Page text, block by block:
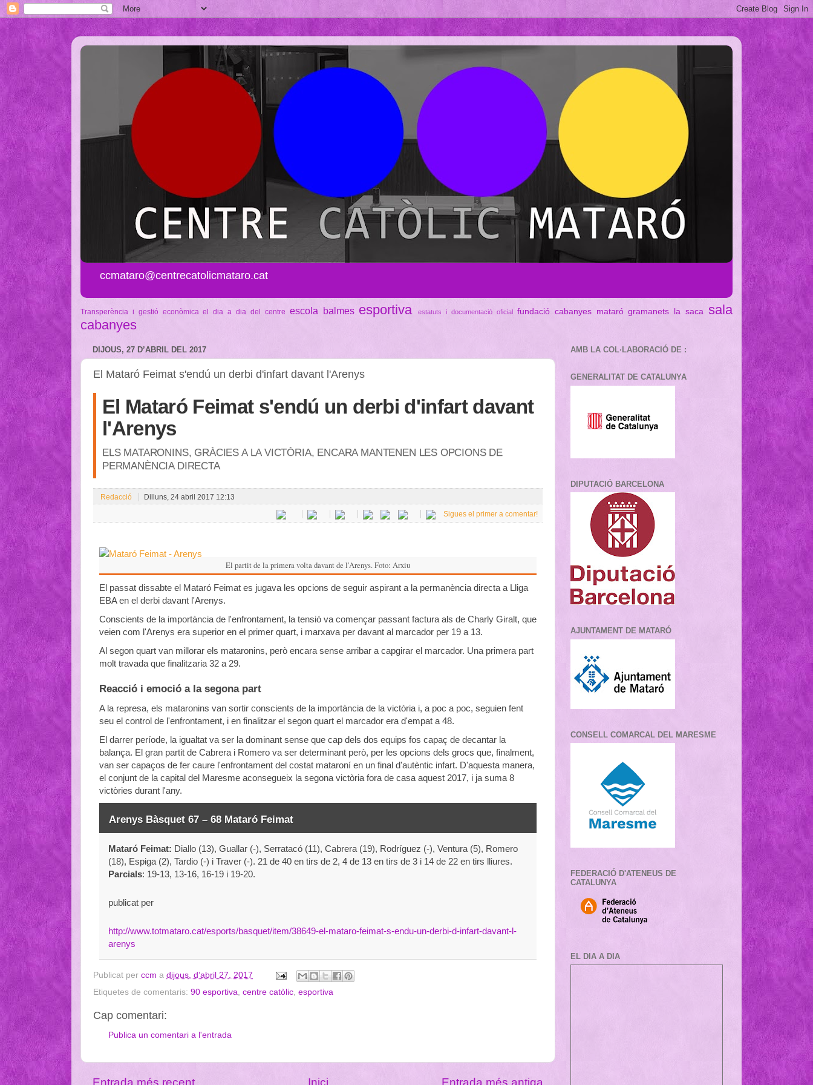
ccmataro@centrecatolicmataro.cat
Transperència i gestió econòmica el dia a dia del centre escola balmes esportiva estatuts i documentació oficial fundació cabanyes mataró gramanets la saca
sala
cabanyes
DIJOUS, 27 D’ABRIL DEL 2017
El Mataró Feimat s'endú un derbi d'infart davant l'Arenys
El Mataró Feimat s'endú un derbi d'infart davant
l'Arenys
ELS MATARONINS, GRÀCIES A LA VICTÒRIA, ENCARA MANTENEN LES OPCIONS DE
PERMANÈNCIA DIRECTA
Redacció
Dilluns, 24 abril 2017 12:13
Sigues el primer a comentar!
El partit de la primera volta davant de l'Arenys. Foto: Arxiu
El passat dissabte el Mataró Feimat es jugava les opcions de seguir aspirant a la permanència directa a Lliga
EBA en el derbi davant l'Arenys.
Conscients de la importància de l'enfrontament, la tensió va començar passant factura als de Charly Giralt, que
veien com l'Arenys era superior en el primer quart, i marxava per davant al marcador per 19 a 13.
Al segon quart van millorar els mataronins, però encara sense arribar a capgirar el marcador. Una primera part
molt travada que finalitzaria 32 a 29.
Reacció i emoció a la segona part
A la represa, els mataronins van sortir conscients de la importància de la victòria i, a poc a poc, seguien fent
seu el control de l'enfrontament, i en finalitzar el segon quart el marcador era d'empat a 48.
El darrer període, la igualtat va ser la dominant sense que cap dels dos equips fos capaç de decantar la
balança. El gran partit de Cabrera i Romero va ser determinant però, per les opcions dels grocs que, finalment,
van ser capaços de fer caure l'enfrontament del costat mataroní en un final d'autèntic infart. D'aquesta manera,
el conjunt de la capital del Maresme aconsegueix la segona victòria fora de casa aquest 2017, i ja suma 8
victòries durant l'any.
Arenys Bàsquet 67 – 68 Mataró Feimat
Mataró Feimat: Diallo (13), Guallar (-), Serratacó (11), Cabrera (19), Rodríguez (-), Ventura (5), Romero
(18), Espiga (2), Tardio (-) i Traver (-). 21 de 40 en tirs de 2, 4 de 13 en tirs de 3 i 14 de 22 en tirs lliures.
Parcials: 19-13, 13-16, 16-19 i 19-20.
publicat per
http://www.totmataro.cat/esports/basquet/item/38649-el-mataro-feimat-s-endu-un-derbi-d-infart-davant-l-
arenys
Publicat per ccm a dijous, d’abril 27, 2017
Etiquetes de comentaris: 90 esportiva centre catòlic esportiva
Cap comentari:
Publica un comentari a l'entrada
Entrada més recent Entrada més antiga
Inici
AMB LA COL·LABORACIÓ DE :
GENERALITAT DE CATALUNYA
DIPUTACIÓ BARCELONA
AJUNTAMENT DE MATARÓ
CONSELL COMARCAL DEL MARESME
FEDERACIÓ D'ATENEUS DE
CATALUNYA
EL DIA A DIA